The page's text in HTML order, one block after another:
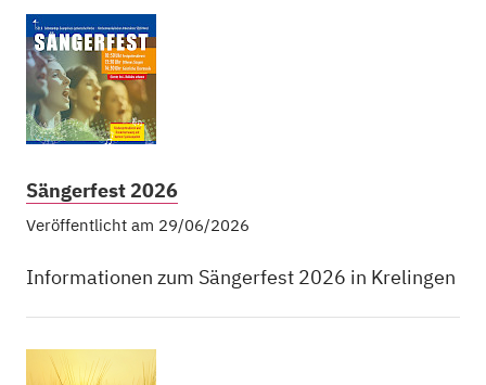
Sängerfest 2026
Veröffentlicht am 29/06/2026
Informationen zum Sängerfest 2026 in Krelingen